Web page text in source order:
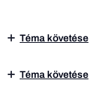
Téma követése
Téma követése